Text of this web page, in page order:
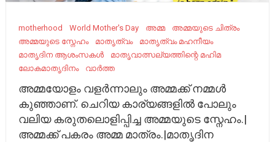
motherhood World Mother's Day അമ്മ
അമ്മയുടെ ചിത്രം
അമ്മയുടെ സ്നേഹം
മാതൃത്വം
മാതൃത്വം മഹനീയം
മാതൃദിന ആശംസകൾ
മാതൃവാത്സല്യത്തിന്റെ മഹിമ
ലോകമാതൃദിനം
വാർത്ത
അമ്മയോളം വളർന്നാലും അമ്മക്ക് നമ്മൾ
കുഞ്ഞാണ്. ചെറിയ കാര്യങ്ങളിൽ പോലും
വലിയ കരുതലൊളിപ്പിച്ച അമ്മയുടെ സ്നേഹം.|
അമ്മക്ക് പകരം അമ്മ മാത്രം.|മാതൃദിന